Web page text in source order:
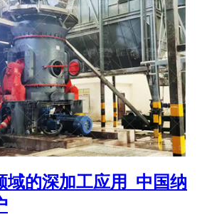
域的深加工应用_中国纳